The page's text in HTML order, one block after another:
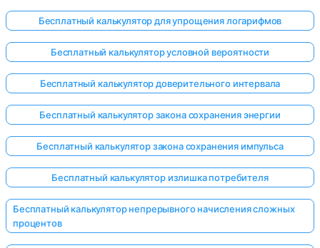
Бесплатный калькулятор для упрощения логарифмов
Бесплатный калькулятор условной вероятности
Бесплатный калькулятор доверительного интервала
Бесплатный калькулятор закона сохранения энергии
Бесплатный калькулятор закона сохранения импульса
Бесплатный калькулятор излишка потребителя
Бесплатный калькулятор непрерывного начисления сложных
процентов